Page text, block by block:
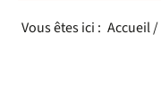
Vous êtes ici : Accueil/